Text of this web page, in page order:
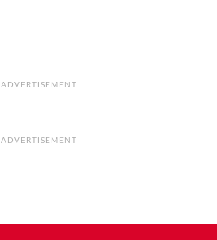
ADVERTISEMENT
ADVERTISEMENT